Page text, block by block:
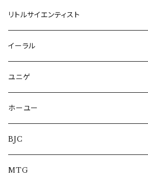
ネイル
リトルサイエンティスト
イーラル
スカルプケア
ユニゲ
ホーユー
BJC
MTG